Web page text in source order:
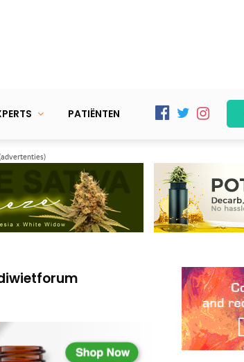
PATIËNTEN
2017
uit
2017
uit